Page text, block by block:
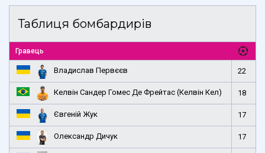
Таблиця бомбардирів
Гравець
Владислав Первєєв 22
Келвін Сандер Гомес Де Фрейтас (Келвін Кел) 18
Євгеній Жук 17
Олександр Дичук 17